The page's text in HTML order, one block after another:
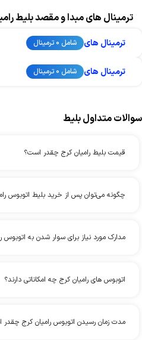
ترمینال های مبدا و مقصد بلیط
ترمینال های شامل 0 ترمینال
ترمینال های شامل 0 ترمینال
سوالات متداول بلیط
قیمت بلیط رامیان کرج چقدر است؟
چگونه می‌توان پس از خرید بلیط اتوبوس
مدارک مورد نیاز برای سوار شدن به
اتوبوس های رامیان کرج چه امکاناتی دارند؟
مدت زمان رسیدن اتوبوس رامیان کرج